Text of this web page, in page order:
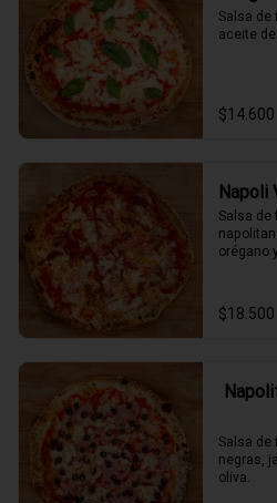
Salsa de
aceite
$14.600
Napoli
Salsa de
orégano
$18.500
Salsa de
negras,
oliva.